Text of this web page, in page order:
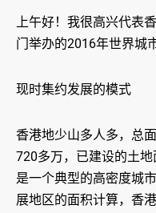
上午好！我很高兴代表
门举办的2016年世界城
现时集约发展的模式
香港地少山多人多，总
720多万，已建设的土地
是一个典型的高密度城
展地区的面积计算，香